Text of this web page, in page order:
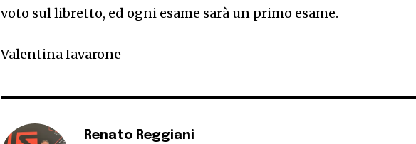
voto sul libretto, ed ogni esame sarà un primo esame.
Valentina Iavarone
Renato Reggiani